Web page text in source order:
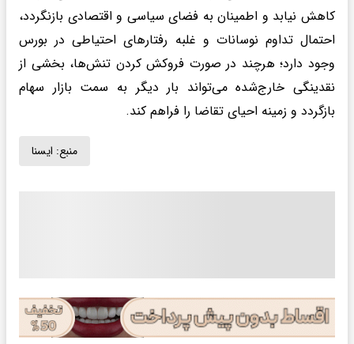
کاهش نیابد و اطمینان به فضای سیاسی و اقتصادی بازنگردد،
احتمال تداوم نوسانات و غلبه رفتارهای احتیاطی در بورس
وجود دارد؛ هرچند در صورت فروکش کردن تنش‌ها، بخشی از
نقدینگی خارج‌شده می‌تواند بار دیگر به سمت بازار سهام
بازگردد و زمینه احیای تقاضا را فراهم کند.
منبع: ايسنا